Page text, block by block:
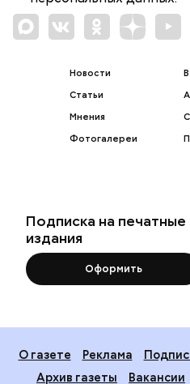
Новости
Статьи
Мнения
Фотогалереи
Подписка на печатные
издания
Оформить
О газете Реклама
Архив газеты
Вакансии